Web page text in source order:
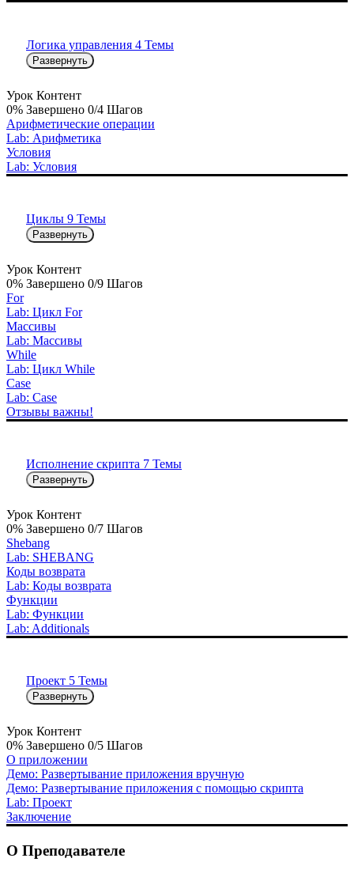
Логика управления 4 Темы
Развернуть
Урок Контент
0% Завершено 0/4 Шагов
Арифметические операции
Lab: Арифметика
Условия
Lab: Условия
Циклы 9 Темы
Развернуть
Урок Контент
0% Завершено 0/9 Шагов
For
Lab: Цикл For
Массивы
Lab: Массивы
While
Lab: Цикл While
Case
Lab: Case
Отзывы важны!
Исполнение скрипта 7 Темы
Развернуть
Урок Контент
0% Завершено 0/7 Шагов
Shebang
Lab: SHEBANG
Коды возврата
Lab: Коды возврата
Функции
Lab: Функции
Lab: Additionals
Проект 5 Темы
Развернуть
Урок Контент
0% Завершено 0/5 Шагов
О приложении
Демо: Развертывание приложения вручную
Демо: Развертывание приложения с помощью скрипта
Lab: Проект
Заключение
О Преподавателе